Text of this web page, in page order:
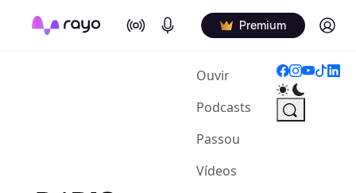
On Air Podcasts Premium Log in
Ouvir(current)
Podcasts
Passou
Vídeos